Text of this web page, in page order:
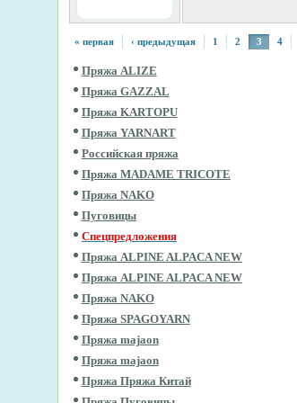
« первая ‹ предыдущая 1 2 3 4
Пряжа ALIZE
Пряжа GAZZAL
Пряжа KARTOPU
Пряжа YARNART
Российская пряжа
Пряжа MADAME TRICOTE
Пряжа NAKO
Пуговицы
Спецпредложения
Пряжа ALPINE ALPACA NEW
Пряжа ALPINE ALPACA NEW
Пряжа NAKO
Пряжа SPAGOYARN
Пряжа majaon
Пряжа majaon
Пряжа Пряжа Китай